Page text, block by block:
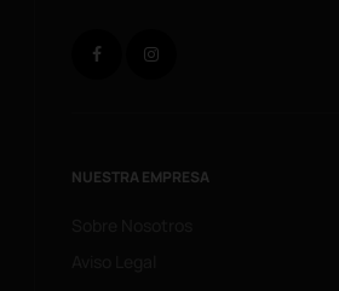
Facebook
NUESTRA EMPRESA